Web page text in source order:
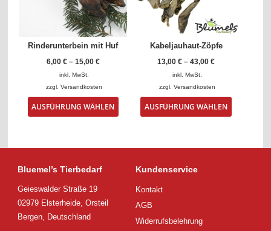
auf
der
Produktseite
Rinderunterbein mit Huf
6,00 €– 15,00 €
inkl. MwSt.
zzgl.Versandkosten
AUSFÜHRUNG WÄHLEN
Dieses
Produkt
können
Produktseite
Kabeljauhaut-Zöpfe
13,00€ –43,00€
inkl. MwSt.
zzgl.Versandkosten
AUSFÜHRUNG WÄHLEN
Dieses
Bluemel’s Tierbedarf
Geieswalder Straße 19
02979 Elsterheide, Orsteil
Bergen, Deutschland
Kundenservice
Kontakt
AGB
Widerrufsbelehrung